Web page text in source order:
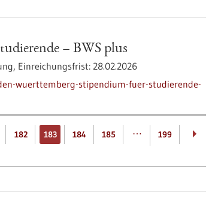
– BWS plus
Einreichungsfrist: 28.02.2026
wuerttemberg-stipendium-fuer-studierende-
182 183 184 185 … 199